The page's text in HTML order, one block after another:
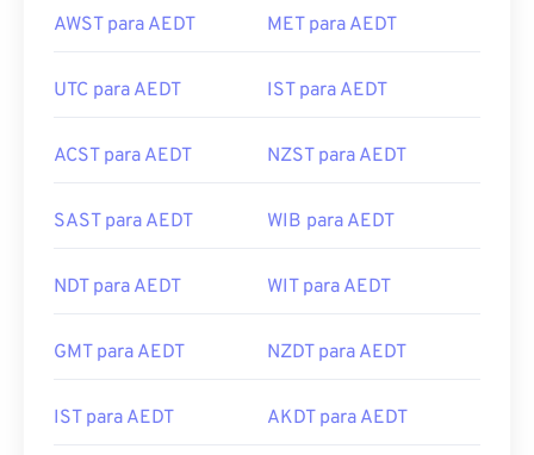
AWST para AEDT MET para AEDT
UTC para AEDT IST para AEDT
ACST para AEDT NZST para AEDT
SAST para AEDT WIB para AEDT
NDT para AEDT WIT para AEDT
GMT para AEDT NZDT para AEDT
IST para AEDT AKDT para AEDT